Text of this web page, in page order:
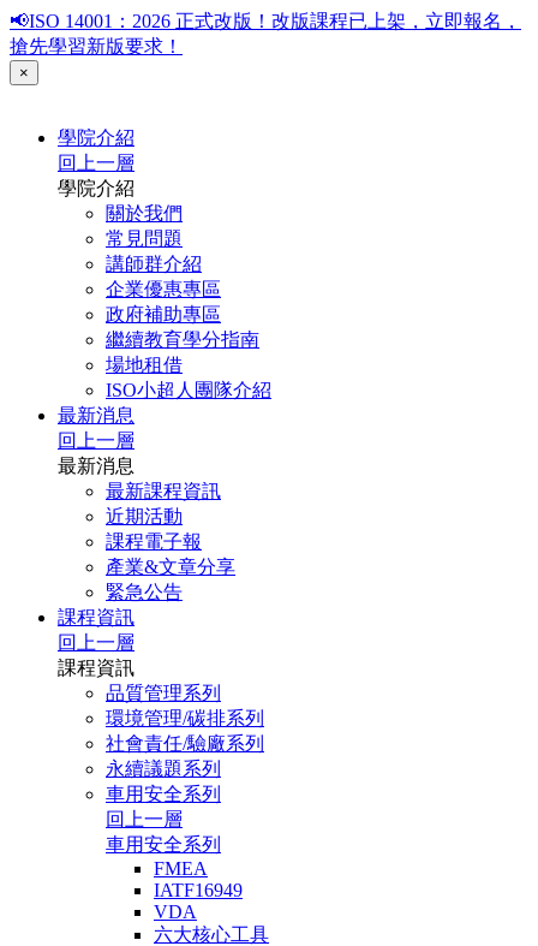
📢ISO 14001：2026 正式改版！改版課程已上架，立即報名，
搶先學習新版要求！
×
學院介紹
回上一層
學院介紹
關於我們
常見問題
講師群介紹
企業優惠專區
政府補助專區
繼續教育學分指南
場地租借
ISO小超人團隊介紹
最新消息
回上一層
最新消息
最新課程資訊
近期活動
課程電子報
產業&文章分享
緊急公告
課程資訊
回上一層
課程資訊
品質管理系列
環境管理/碳排系列
社會責任/驗廠系列
永續議題系列
車用安全系列
回上一層
車用安全系列
FMEA
IATF16949
VDA
六大核心工具